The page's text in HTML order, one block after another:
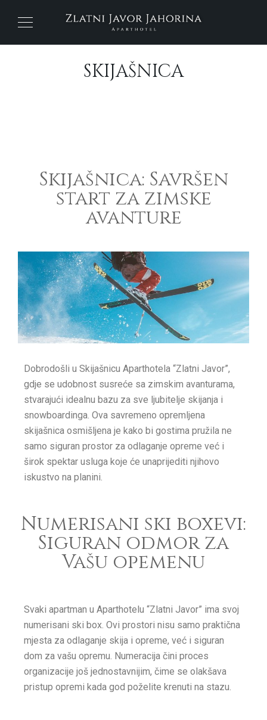
SKIJAŠNICA
Skijašnica: Savršen
start za zimske
avanture
Dobrodošli u Skijašnicu Aparthotela “Zlatni Javor”,
gdje se udobnost susreće sa zimskim avanturama,
stvarajući idealnu bazu za sve ljubitelje skijanja i
snowboardinga. Ova savremeno opremljena
skijašnica osmišljena je kako bi gostima pružila ne
samo siguran prostor za odlaganje opreme već i
širok spektar usluga koje će unaprijediti njihovo
iskustvo na planini.
Numerisani ski boxevi:
Siguran odmor za
Vašu opemenu
Svaki apartman u Aparthotelu “Zlatni Javor” ima svoj
numerisani ski box. Ovi prostori nisu samo praktična
mjesta za odlaganje skija i opreme, već i siguran
dom za vašu opremu. Numeracija čini proces
organizacije još jednostavnijim, čime se olakšava
pristup opremi kada god poželite krenuti na stazu.